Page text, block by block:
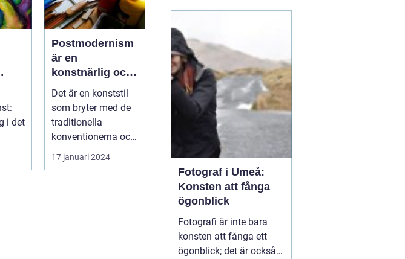
i det
Postmodernism
är en
konstnärlig och
kulturell rörelse
som började ta
form under
1960-talet och
växa i
popularitet
Det är en konststil
som bryter med de
traditionella
konventionerna och
utmanar den
etablerade
17 januari 2024
konstnärers arbete, och
inte minst om a...
Fotograf i Umeå:
Konsten att fånga
ögonblick
Fotografi är inte bara
konsten att fånga ett
ögonblick; det är också